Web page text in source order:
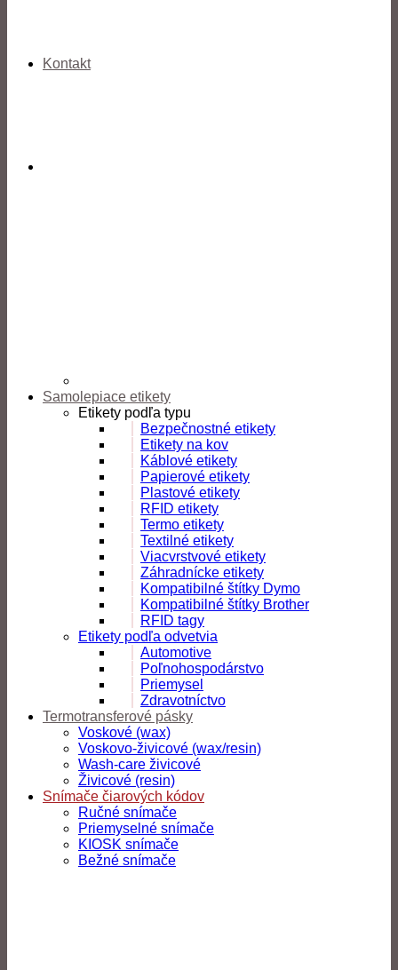
Kontakt
Samolepiace etikety
Etikety podľa typu
Bezpečnostné etikety
Etikety na kov
Káblové etikety
Papierové etikety
Plastové etikety
RFID etikety
Termo etikety
Textilné etikety
Viacvrstvové etikety
Záhradnícke etikety
Kompatibilné štítky Dymo
Kompatibilné štítky Brother
RFID tagy
Etikety podľa odvetvia
Automotive
Poľnohospodárstvo
Priemysel
Zdravotníctvo
Termotransferové pásky
Voskové (wax)
Voskovo-živicové (wax/resin)
Wash-care živicové
Živicové (resin)
Snímače čiarových kódov
Ručné snímače
Priemyselné snímače
KIOSK snímače
Bežné snímače